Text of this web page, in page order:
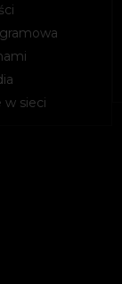
w sieci